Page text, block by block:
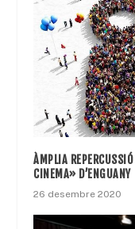
ÀMPLIA
CINEMA» D’ENGUANY
26 desembre 2020